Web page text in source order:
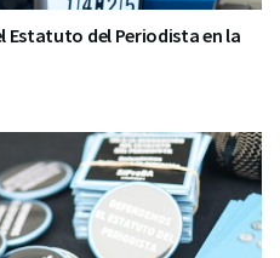
Estatuto del Periodista en la